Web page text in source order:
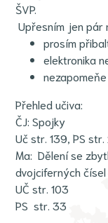
ŠVP.
Upřesním jen pár
prosím
elektronika
Přehled učiva:
ČJ: Spojky
Uč str. 139, PS str.
Ma: Dělení se
dvojciferných
UČ str. 103
PS str. 33